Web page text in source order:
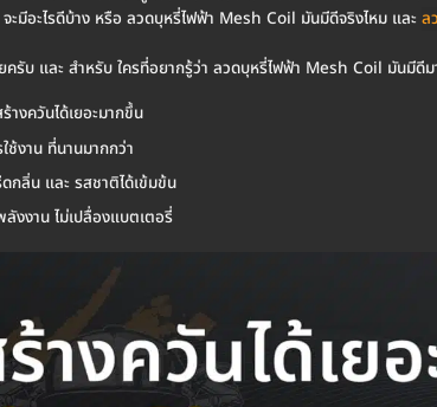
ะมีอะไรดีบ้าง หรือ ลวดบุหรี่ไฟฟ้า Mesh Coil มันมีดีจริงไหม และ ล
ครับ และ สำหรับ ใครที่อยากรู้ว่า ลวดบุหรี่ไฟฟ้า Mesh Coil มันมีดี
างควันได้เยอะมากขึ้น
ช้งาน ที่นานมากกว่า
กลิ่น และ รสชาติได้เข้มข้น
งงาน ไม่เปลื่องแบตเตอรี่